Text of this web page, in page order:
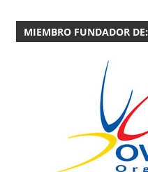
MIEMBRO FUNDADOR DE: